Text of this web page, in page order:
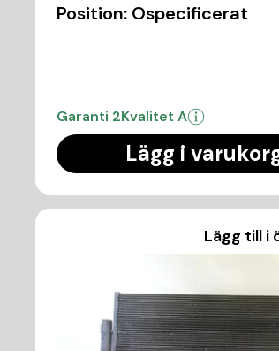
Position: Ospecificerat
Garanti 2Kvalitet A
Lägg i
Lägg till i